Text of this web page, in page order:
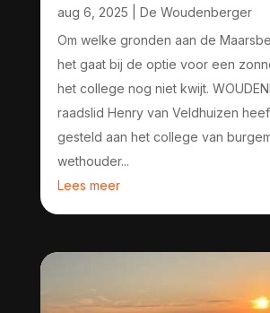
aug 6, 2025
De Woudenberger
Om welke gronden aan de
het gaat bij de optie voor een
het college nog niet kwijt.
raadslid Henry van Veldhuizen
gesteld aan het college van
wethouder...
Lees meer